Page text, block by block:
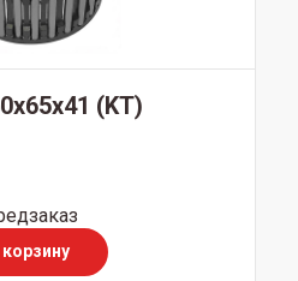
(KT)
корзину